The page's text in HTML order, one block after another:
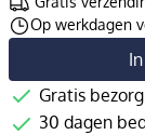
Op werkdagen
Gratis
30 dagen